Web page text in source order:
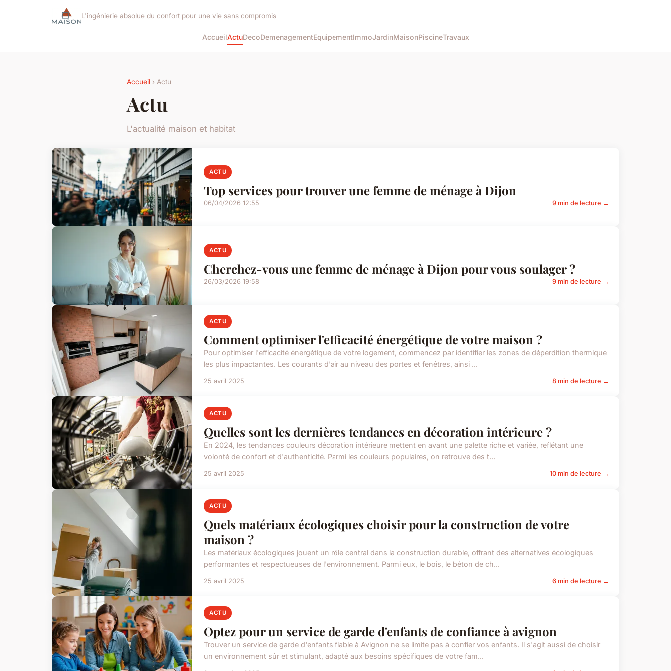
L'ingénierie absolue du confort pour une vie sans compromis
AccueilActuDecoDemenagementEquipementImmoJardinMaisonPiscineTravaux
Accueil › Actu
Actu
L'actualité maison et habitat
ACTU
Top services pour trouver une femme de ménage à Dijon
06/04/2026 12:55 9 min de lecture →
ACTU
Cherchez-vous une femme de ménage à Dijon pour vous soulager ?
26/03/2026 19:58 9 min de lecture →
ACTU
Comment optimiser l'efficacité énergétique de votre maison ?
Pour optimiser l'efficacité énergétique de votre logement, commencez par identifier les zones de déperdition thermique
les plus impactantes. Les courants d'air au niveau des portes et fenêtres, ainsi ...
25 avril 2025 8 min de lecture →
ACTU
Quelles sont les dernières tendances en décoration intérieure ?
En 2024, les tendances couleurs décoration intérieure mettent en avant une palette riche et variée, reflétant une
volonté de confort et d'authenticité. Parmi les couleurs populaires, on retrouve des t...
25 avril 2025 10 min de lecture →
ACTU
Quels matériaux écologiques choisir pour la construction de votre
maison ?
Les matériaux écologiques jouent un rôle central dans la construction durable, offrant des alternatives écologiques
performantes et respectueuses de l'environnement. Parmi eux, le bois, le béton de ch...
25 avril 2025 6 min de lecture →
ACTU
Optez pour un service de garde d'enfants de confiance à avignon
Trouver un service de garde d'enfants fiable à Avignon ne se limite pas à confier vos enfants. Il s'agit aussi de choisir
un environnement sûr et stimulant, adapté aux besoins spécifiques de votre fam...